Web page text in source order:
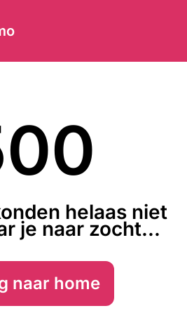
500
helaas niet
je naar zocht...
naar home